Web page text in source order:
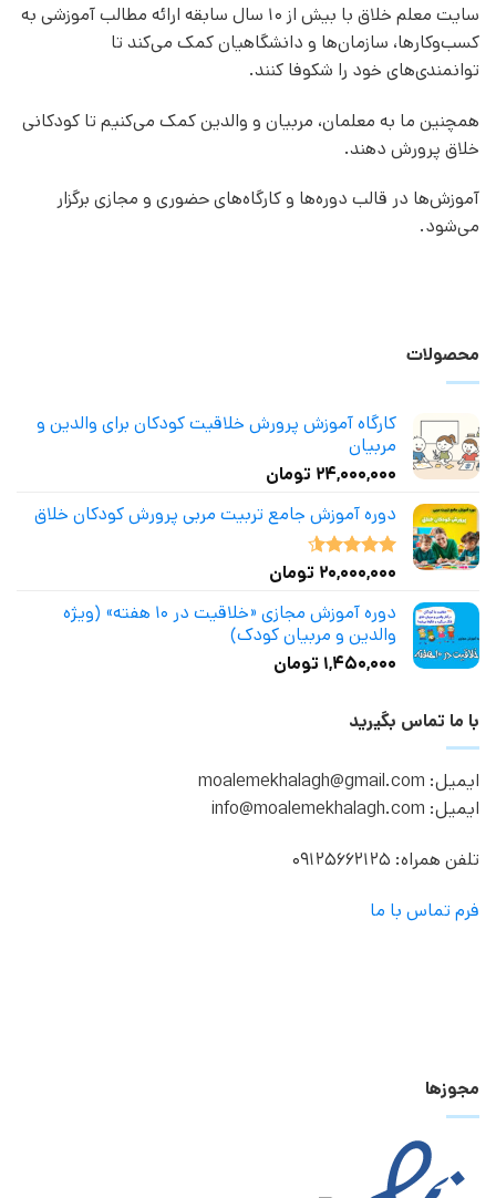
سایت معلم خلاق با بیش از 10 سال سابقه ارائه مطالب آموزشی به
کسب‌وکارها، سازمان‌ها و دانشگاهیان کمک می‌کند تا
توانمندی‌های خود را شکوفا کنند.
همچنین ما به معلمان، مربیان و والدین کمک می‌کنیم تا کودکانی
خلاق پرورش دهند.
آموزش‌ها در قالب دوره‌ها و کارگاه‌های حضوری و مجازی برگزار
می‌شود.
محصولات
کارگاه آموزش پرورش خلاقیت کودکان برای والدین و
مربیان
۲۴,۰۰۰,۰۰۰ تومان
دوره آموزش جامع تربیت مربی پرورش کودکان خلاق
نمره4.50
۲۰,۰۰۰,۰۰۰ تومان
دوره آموزش مجازی «خلاقیت در ۱۰ هفته» (ویژه
والدین و مربیان کودک)
۱,۴۵۰,۰۰۰ تومان
با ما تماس بگیرید
ایمیل: moalemekhalagh@gmail.com
ایمیل: info@moalemekhalagh.com
تلفن همراه: 09125662125
فرم تماس با ما
مجوزها